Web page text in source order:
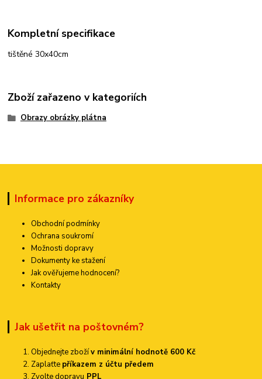
Kompletní specifikace
tištěné 30x40cm
Zboží zařazeno v kategoriích
Obrazy obrázky plátna
Informace pro zákazníky
Obchodní podmínky
Ochrana soukromí
Možnosti dopravy
Dokumenty ke stažení
Jak ověřujeme hodnocení?
Kontakty
Jak ušetřit na poštovném?
Objednejte zbožív minimální hodnotě 600 Kč
Zaplaťte příkazem z účtu předem
Zvolte dopravu PPL